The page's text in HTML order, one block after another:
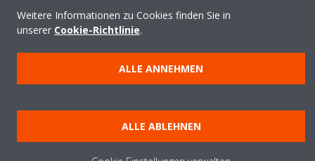
Copyright © Daikin
Weitere Informationen zu Cookies finden Sie in
unserer Cookie-Richtlinie.
ALLE ANNEHMEN
ALLE ABLEHNEN